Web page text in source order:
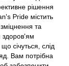
рішення
Pride містить
та
здоров'ям
січуться, слід
Вам потрібна